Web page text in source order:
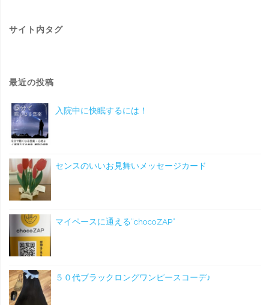
サイト内タグ
最近の投稿
入院中に快眠するには！
センスのいいお見舞いメッセージカード
マイペースに通える”chocoZAP”
５０代ブラックロングワンピースコーデ♪